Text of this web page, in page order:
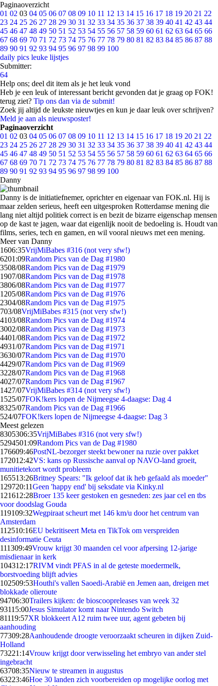
Paginaoverzicht
01 02 03 04 05 06 07 08 09 10 11 12 13 14 15 16 17 18 19 20 21 22
23 24 25 26 27 28 29 30 31 32 33 34 35 36 37 38 39 40 41 42 43 44
45 46 47 48 49 50 51 52 53 54 55 56 57 58 59 60 61 62 63 64 65 66
67 68 69 70 71 72 73 74 75 76 77 78 79 80 81 82 83 84 85 86 87 88
89 90 91 92 93 94 95 96 97 98 99 100
daily pics leuke lijstjes
Submitter:
64
Help ons; deel dit item als je het leuk vond
Heb je een leuk of interessant bericht gevonden dat je graag op FOK!
terug ziet? Tip ons dan via de submit!
Zoek jij altijd de leukste nieuwtjes en kun je daar leuk over schrijven?
Meld je aan als nieuwsposter!
Paginaoverzicht
01 02 03 04 05 06 07 08 09 10 11 12 13 14 15 16 17 18 19 20 21 22
23 24 25 26 27 28 29 30 31 32 33 34 35 36 37 38 39 40 41 42 43 44
45 46 47 48 49 50 51 52 53 54 55 56 57 58 59 60 61 62 63 64 65 66
67 68 69 70 71 72 73 74 75 76 77 78 79 80 81 82 83 84 85 86 87 88
89 90 91 92 93 94 95 96 97 98 99 100
Danny
Danny is de initiatiefnemer, oprichter en eigenaar van FOK.nl. Hij is
maar zelden serieus, heeft een uitgesproken Rotterdamse mening die
lang niet altijd politiek correct is en bezit de bizarre eigenschap mensen
op de kast te jagen, waar dat eigenlijk nooit de bedoeling is. Houdt van
films, series, tech en gamen, en wil vooral nieuws met een mening.
Meer van Danny
1606:35VrijMiBabes #316 (not very sfw!)
6201:09Random Pics van de Dag #1980
3508/08Random Pics van de Dag #1979
1907/08Random Pics van de Dag #1978
3806/08Random Pics van de Dag #1977
1205/08Random Pics van de Dag #1976
2304/08Random Pics van de Dag #1975
703/08VrijMiBabes #315 (not very sfw!)
4103/08Random Pics van de Dag #1974
3002/08Random Pics van de Dag #1973
4401/08Random Pics van de Dag #1972
4931/07Random Pics van de Dag #1971
3630/07Random Pics van de Dag #1970
4429/07Random Pics van de Dag #1969
3228/07Random Pics van de Dag #1968
4027/07Random Pics van de Dag #1967
1427/07VrijMiBabes #314 (not very sfw!)
1525/07FOK!kers lopen de Nijmeegse 4-daagse: Dag 4
8325/07Random Pics van de Dag #1966
524/07FOK!kers lopen de Nijmeegse 4-daagse: Dag 3
Meest gelezen
8305306:35VrijMiBabes #316 (not very sfw!)
5294501:09Random Pics van de Dag #1980
176609:46PostNL-bezorger steekt bewoner na ruzie over pakket
172012:42VS: kans op Russische aanval op NAVO-land groeit,
munitietekort wordt probleem
165513:26Britney Spears: "Ik geloof dat ik heb gefaald als moeder"
129720:11Geen 'happy end' bij seksdate via Kinky.nl
121612:28Broer 135 keer gestoken en gesneden: zes jaar cel en tbs
voor doodslag Gouda
119109:32Wegpiraat scheurt met 146 km/u door het centrum van
Amsterdam
112510:16EU bekritiseert Meta en TikTok om verspreiden
desinformatie Ceuta
111309:49Vrouw krijgt 30 maanden cel voor afpersing 12-jarige
misdienaar in kerk
104312:17RIVM vindt PFAS in al de geteste moedermelk,
borstvoeding blijft advies
102509:53Houthi's vallen Saoedi-Arabië en Jemen aan, dreigen met
blokkade olieroute
94706:30Trailers kijken: de bioscoopreleases van week 32
93115:00Jesus Simulator komt naar Nintendo Switch
81119:57XR blokkeert A12 ruim twee uur, agent gebeten bij
aanhouding
77309:28Aanhoudende droogte veroorzaakt scheuren in dijken Zuid-
Holland
73221:14Vrouw krijgt door verwisseling het embryo van ander stel
ingebracht
63708:35Nieuw te streamen in augustus
63223:46Hoe 30 landen zich voorbereiden op mogelijke oorlog met